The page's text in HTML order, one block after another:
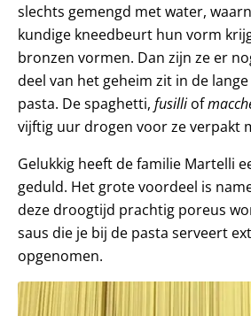
slechts gemengd met water,
kundige kneedbeurt hun vorm
bronzen vormen. Dan zijn ze er
deel van het geheim zit in de
pasta. De spaghetti, fusilliof
vijftig uur drogen voor ze verpakt
Gelukkig heeft de familie Martelli
geduld. Het grote voordeel is
deze droogtijd prachtig poreus
saus die je bij de pasta serveert
opgenomen.